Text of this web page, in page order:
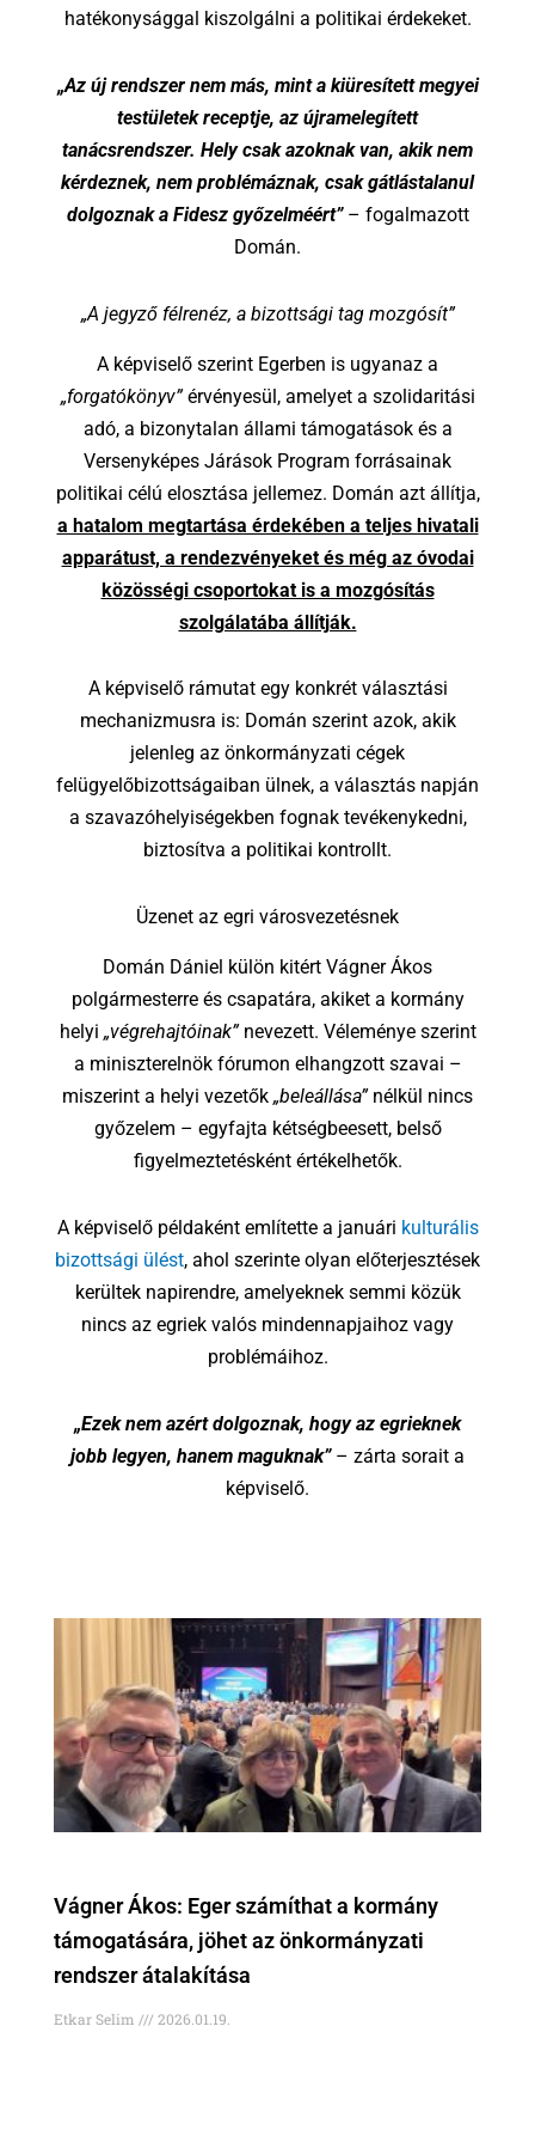
hatékonysággal kiszolgálni a politikai érdekeket.
„Az új rendszer nem más, mint a kiüresített megyei
testületek receptje, az újramelegített
tanácsrendszer. Hely csak azoknak van, akik nem
kérdeznek, nem problémáznak, csak gátlástalanul
dolgoznak a Fidesz győzelméért”– fogalmazott
Domán.
„A jegyző félrenéz, a bizottsági tag mozgósít”
A képviselő szerint Egerben is ugyanaz a
„forgatókönyv”érvényesül, amelyet a szolidaritási
adó, a bizonytalan állami támogatások és a
Versenyképes Járások Program forrásainak
politikai célú elosztása jellemez. Domán azt állítja,
a hatalom megtartása érdekében a teljes hivatali
apparátust, a rendezvényeket és még az óvodai
közösségi csoportokat is a mozgósítás
szolgálatába állítják.
A képviselő rámutat egy konkrét választási
mechanizmusra is: Domán szerint azok, akik
jelenleg az önkormányzati cégek
felügyelőbizottságaiban ülnek, a választás napján
a szavazóhelyiségekben fognak tevékenykedni,
biztosítva a politikai kontrollt.
Üzenet az egri városvezetésnek
Domán Dániel külön kitért Vágner Ákos
polgármesterre és csapatára, akiket a kormány
helyi „végrehajtóinak”nevezett. Véleménye szerint
a miniszterelnök fórumon elhangzott szavai –
miszerint a helyi vezetők „beleállása”nélkül nincs
győzelem – egyfajta kétségbeesett, belső
figyelmeztetésként értékelhetők.
A képviselő példaként említette a januári kulturális
bizottsági ülést, ahol szerinte olyan előterjesztések
kerültek napirendre, amelyeknek semmi közük
nincs az egriek valós mindennapjaihoz vagy
problémáihoz.
„Ezek nem azért dolgoznak, hogy az egrieknek
jobb legyen, hanem maguknak”– zárta sorait a
képviselő.
Vágner Ákos: Eger számíthat a kormány
támogatására, jöhet az önkormányzati
rendszer átalakítása
Etkar Selim 2026.01.19.